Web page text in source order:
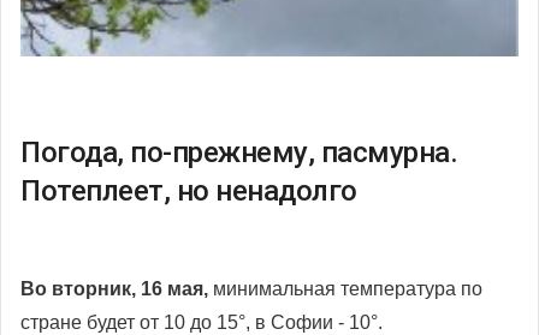
Погода, по-прежнему, пасмурна.
Потеплеет, но ненадолго
Во вторник, 16 мая, минимальная температура по
стране будет от 10 до 15°, в Софии - 10°.